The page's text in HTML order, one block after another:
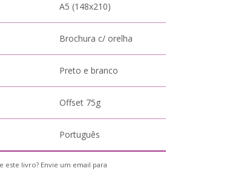
A5 (148x210)
Brochura c/ orelha
Preto e branco
Offset 75g
Português
este livro? Envie um email para